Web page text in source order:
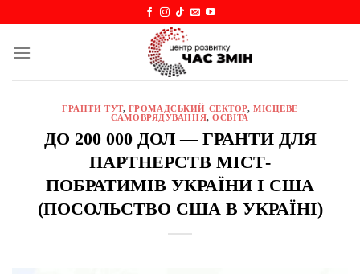
content
ГРАНТИ ТУТ, ГРОМАДСЬКИЙ СЕКТОР,МІСЦЕВЕ
САМОВРЯДУВАННЯ,ОСВІТА
ДО 200 000 ДОЛ — ГРАНТИ ДЛЯ
ПАРТНЕРСТВ МІСТ-
ПОБРАТИМІВ УКРАЇНИ І США
(ПОСОЛЬСТВО США В УКРАЇНІ)